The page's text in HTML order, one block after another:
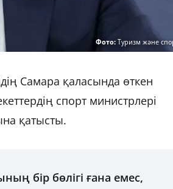
Фото:Туризм және
Самара қаласында өткен
спорт министрлері
қатысты.
бір бөлігі ғана емес,